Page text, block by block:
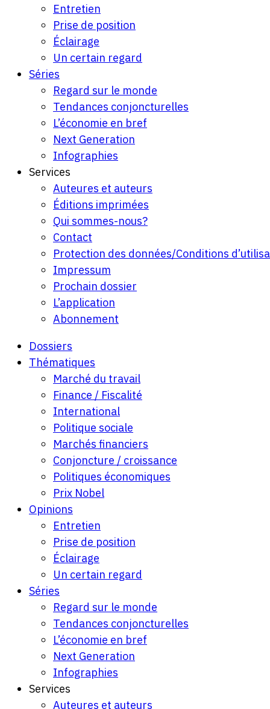
Entretien
Prise de position
Éclairage
Un certain regard
Séries
Regard sur le monde
Tendances conjoncturelles
L’économie en bref
Next Generation
Infographies
Services
Auteures et auteurs
Éditions imprimées
Qui sommes-nous?
Contact
Protection des données/Conditions
Impressum
Prochain dossier
L’application
Abonnement
Dossiers
Thématiques
Marché du travail
Finance / Fiscalité
International
Politique sociale
Marchés financiers
Conjoncture / croissance
Politiques économiques
Prix Nobel
Opinions
Entretien
Prise de position
Éclairage
Un certain regard
Séries
Regard sur le monde
Tendances conjoncturelles
L’économie en bref
Next Generation
Infographies
Services
Auteures et auteurs